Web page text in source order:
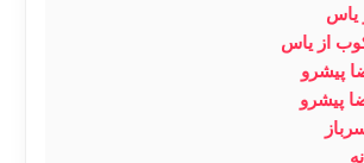
یاس
از یاس
پیشرو